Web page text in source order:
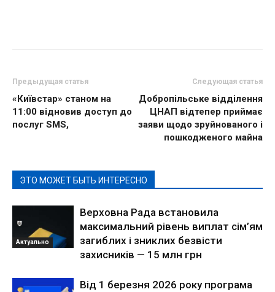
Предыдущая статья
«Київстар» станом на
11:00 відновив доступ до
послуг SMS,
Следующая статья
Добропільське відділення
ЦНАП відтепер приймає
заяви щодо зруйнованого і
пошкодженого майна
ЭТО МОЖЕТ БЫТЬ ИНТЕРЕСНО
Актуально
Верховна Рада встановила
максимальний рівень виплат сім’ям
загиблих і зниклих безвісти
захисників — 15 млн грн
Від 1 березня 2026 року програма